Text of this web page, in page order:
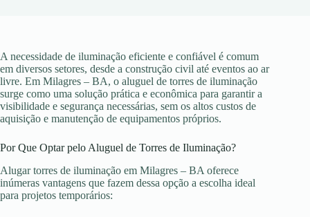
A necessidade de iluminação eficiente e confiável é comum
em diversos setores, desde a construção civil até eventos ao ar
livre. Em Milagres – BA, o aluguel de torres de iluminação
surge como uma solução prática e econômica para garantir a
visibilidade e segurança necessárias, sem os altos custos de
aquisição e manutenção de equipamentos próprios.
Por Que Optar pelo Aluguel de Torres de Iluminação?
Alugar torres de iluminação em Milagres – BA oferece
inúmeras vantagens que fazem dessa opção a escolha ideal
para projetos temporários: